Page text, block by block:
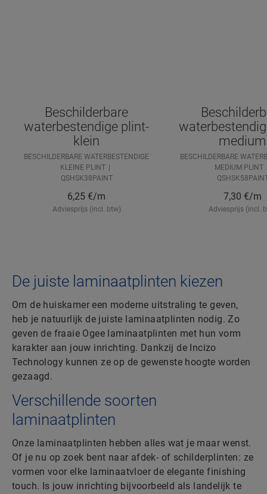
Beschilderbare
waterbestendige plint-
klein
BESCHILDERBARE WATERBESTENDIGE
KLEINE PLINT
QSHSK38PAINT
6,25 €/m
Adviesprijs (incl. btw)
medium
BESCHILDERBARE
MEDIUM PLINT
7,30 €/m
Adviesprijs (incl.
De juiste laminaatplinten kiezen
Om de huiskamer een moderne uitstraling te geven,
heb je natuurlijk de juiste laminaatplinten nodig. Zo
geven de fraaie Ogee laminaatplinten met hun vorm
karakter aan jouw inrichting. Dankzij de Incizo
Technology kunnen ze op de gewenste hoogte worden
gezaagd.
Verschillende soorten
laminaatplinten
Onze laminaatplinten hebben alles wat je maar wenst.
Of je nu op zoek bent naar afdek- of schilderplinten: ze
vormen voor elke laminaatvloer de elegante finishing
touch. Is jouw inrichting bijvoorbeeld als landelijk te